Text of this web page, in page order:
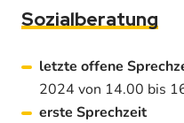
Sozialberatung
letzte offene
2024 von 14.00 bis
erste Sprechzeit